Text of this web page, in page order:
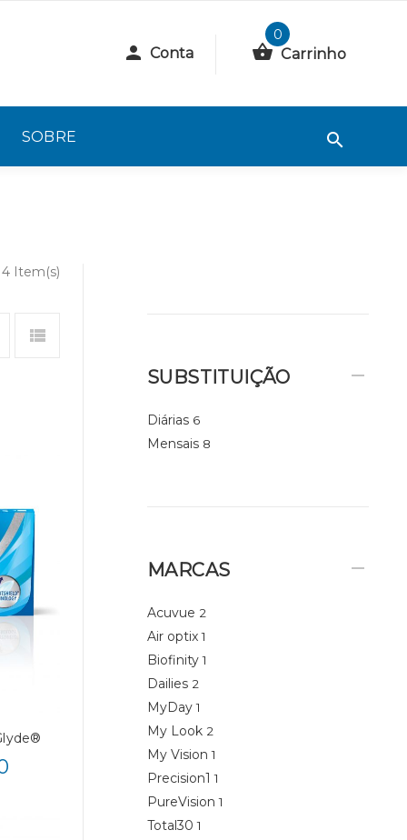
Conta
0
Carrinho
SOBRE
Item(s)
SUBSTITUIÇÃO
Diárias 6
Mensais 8
MARCAS
Acuvue 2
Air optix 1
Biofinity 1
Dailies 2
MyDay 1
My Look 2
My Vision 1
Precision1 1
PureVision 1
Total30 1